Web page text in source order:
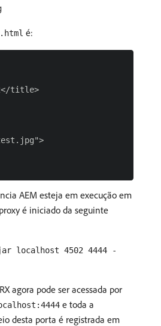
é:
title>
AEM esteja em execução em
é iniciado da seguinte
localhost 4502 4444 -
agora pode ser acessada por
e toda a
desta porta é registrada em